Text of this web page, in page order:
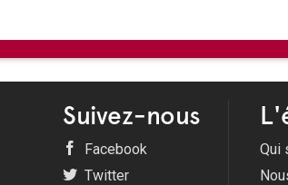
Suivez-nous
Facebook
Twitter
Qui